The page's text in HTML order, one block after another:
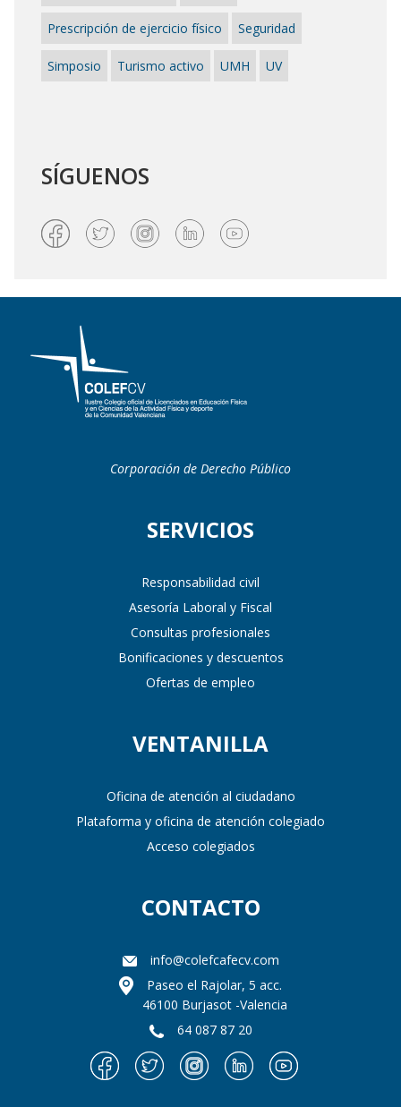
Prescripción de ejercicio físico Seguridad
Simposio Turismo activo UMH UV
SÍGUENOS
Corporación de Derecho Público
SERVICIOS
Responsabilidad civil
Asesoría Laboral y Fiscal
Consultas profesionales
Bonificaciones y descuentos
Ofertas de empleo
VENTANILLA
Oficina de atención al ciudadano
Plataforma y oficina de atención colegiado
Acceso colegiados
CONTACTO
info@colefcafecv.com
Paseo el Rajolar, 5 acc.
46100 Burjasot -Valencia
64 087 87 20